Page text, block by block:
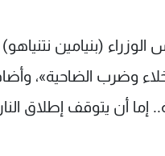
(بنيامين نتنياهو)
وضرب الضاحية»،
إما أن يتوقف إطلاق